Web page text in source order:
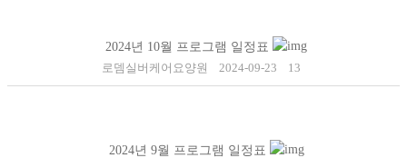
2024년 10월 프로그램 일정표
로뎀실버케어요양원
2024-09-23 13
2024년 9월 프로그램 일정표